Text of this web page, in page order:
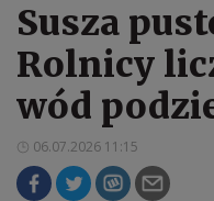
Susza
Rolnicy
wód
06.07.2026 11:15